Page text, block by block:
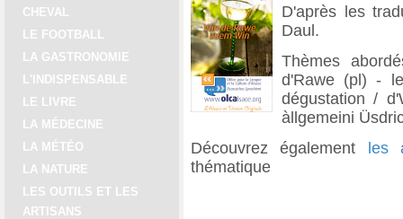
CHEVAL
LE FOOTBALL
LA GASTRONOMIE
L'INDISPENSABLE
LE LIVRE
LA MÉDECINE
LA MÉTÉO
LA NATURE
LES OUTILS ET LES
ARTISANS
D'après les
Daul.
Thèmes
d'Rawe (pl) -
dégustation /
àllgemeini
Découvrez également les
thématique